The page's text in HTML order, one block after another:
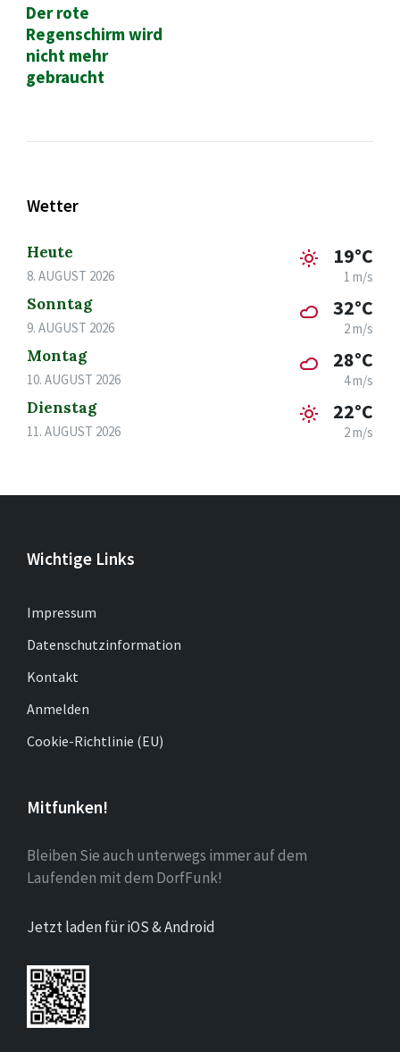
Der rote
Regenschirm wird
nicht mehr
gebraucht
Wetter
Heute
8. AUGUST 2026
19°C
1 m/s
Sonntag
9. AUGUST 2026
32°C
2 m/s
Montag
10. AUGUST 2026
28°C
4 m/s
Dienstag
11. AUGUST 2026
22°C
2 m/s
Wichtige Links
Impressum
Datenschutzinformation
Kontakt
Anmelden
Cookie-Richtlinie (EU)
Mitfunken!
Bleiben Sie auch unterwegs immer auf dem
Laufenden mit dem DorfFunk!
Jetzt laden für iOS & Android